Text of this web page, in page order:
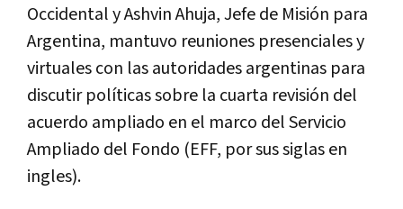
Occidental y Ashvin Ahuja, Jefe de Misión para
Argentina, mantuvo reuniones presenciales y
virtuales con las autoridades argentinas para
discutir políticas sobre la cuarta revisión del
acuerdo ampliado en el marco del Servicio
Ampliado del Fondo (EFF, por sus siglas en
ingles).